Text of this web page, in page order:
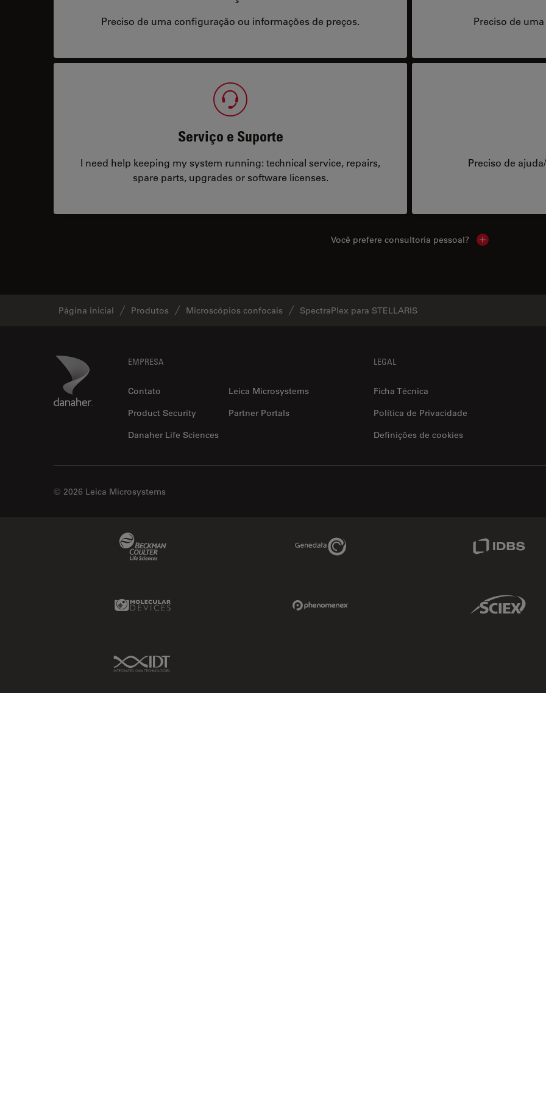
Preciso de uma configuração ou informações de preços. Preciso de
Serviço e Suporte
I need help keeping my system running: technical service, repairs,
spare parts, upgrades or software licenses.
Preciso de
Você prefere consultoria pessoal? Show local
Página inicial Produtos Microscópios confocais SpectraPlex para STELLARIS
Danaher Logo EMPRESA
Contato
Leica Microsystems
Product Security
Partner Portals
Danaher Life Sciences
LEGAL
Ficha Técnica
Política de Privacidade
Definições de cookies
© 2026 Leica Microsystems
Genedata Link
Molecular Devices Link Sciex Link
IDT Link